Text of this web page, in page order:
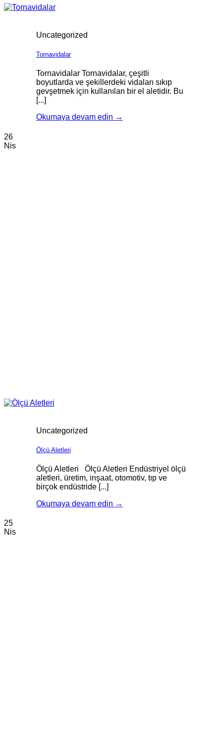
Uncategorized
Tornavidalar
Tornavidalar Tornavidalar, çeşitli
boyutlarda ve şekillerdeki vidaları sıkıp
gevşetmek için kullanılan bir el aletidir. Bu
[...]
Okumaya devam edin →
26
Nis
Uncategorized
Ölçü Aletleri
Ölçü Aletleri Ölçü Aletleri Endüstriyel ölçü
aletleri, üretim, inşaat, otomotiv, tıp ve
birçok endüstride [...]
Okumaya devam edin →
25
Nis